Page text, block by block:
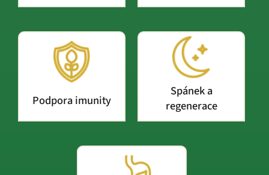
Podpora imunity
Spánek a
regenerace